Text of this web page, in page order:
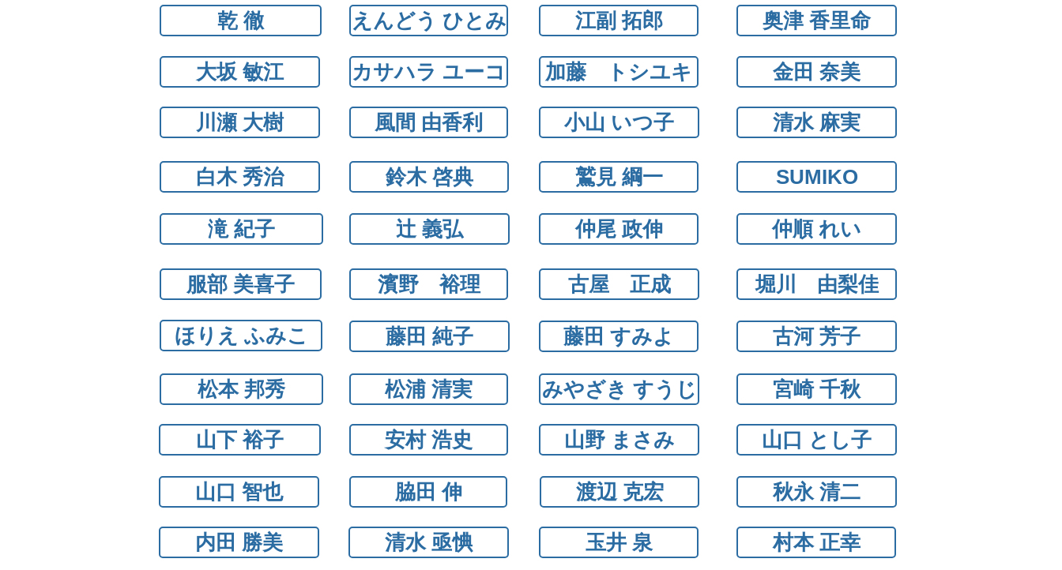
乾 徹
大坂 敏江
川瀬 大樹
白木 秀治
滝 紀子
服部 美喜子
ほりえ ふみこ
松本 邦秀
山下 裕子
山口 智也
内田 勝美
えんどう ひとみ
カサハラ ユーコ
風間 由香利
鈴木 啓典
辻 義弘
濱野 裕理
藤田 純子
松浦 清実
安村 浩史
脇田 伸
清水 亟㥏
江副 拓郎
加藤 トシユキ
小山 いつ子
鷲見 綱一
仲尾 政伸
古屋 正成
藤田 すみよ
みやざき すうじ
山野 まさみ
渡辺 克宏
玉井 泉
奥津 香里命
金田 奈美
清水 麻実
SUMIKO
仲順 れい
堀川 由梨佳
古河 芳子
宮崎 千秋
山口 とし子
秋永 清二
村本 正幸